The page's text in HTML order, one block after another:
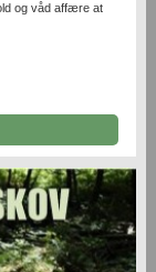
og våd affære at